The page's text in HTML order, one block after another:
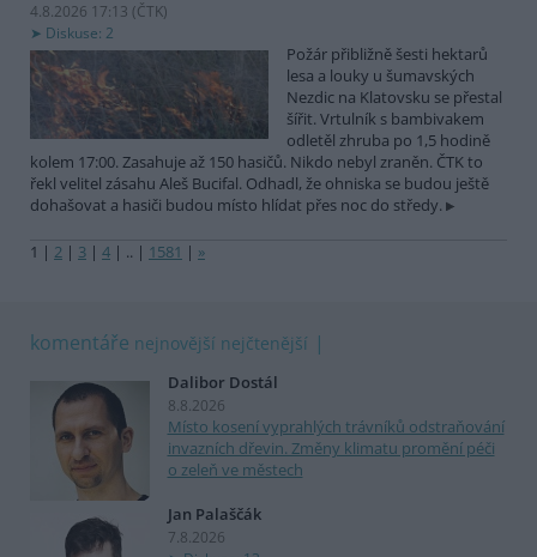
4.8.2026 17:13 (ČTK)
Diskuse: 2
Požár přibližně šesti hektarů
lesa a louky u šumavských
Nezdic na Klatovsku se přestal
šířit. Vrtulník s bambivakem
odletěl zhruba po 1,5 hodině
kolem 17:00. Zasahuje až 150 hasičů. Nikdo nebyl zraněn. ČTK to
řekl velitel zásahu Aleš Bucifal. Odhadl, že ohniska se budou ještě
dohašovat a hasiči budou místo hlídat přes noc do středy.
1 | 2 | 3 | 4 | .. | 1581 | »
komentáře nejnovější nejčtenější
Dalibor Dostál
8.8.2026
Místo kosení vyprahlých trávníků odstraňování
invazních dřevin. Změny klimatu promění péči
o zeleň ve městech
Jan Palaščák
7.8.2026